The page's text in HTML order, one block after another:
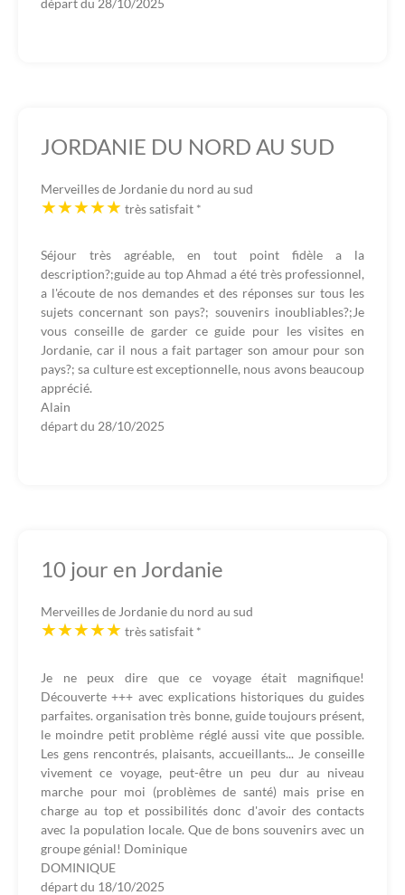
départ du 28/10/2025
JORDANIE DU NORD AU SUD
Merveilles de Jordanie du nord au sud
très satisfait *
Séjour très agréable, en tout point fidèle a la
description?;guide au top Ahmad a été très professionnel,
a l'écoute de nos demandes et des réponses sur tous les
sujets concernant son pays?; souvenirs inoubliables?;Je
vous conseille de garder ce guide pour les visites en
Jordanie, car il nous a fait partager son amour pour son
pays?; sa culture est exceptionnelle, nous avons beaucoup
apprécié.
Alain
départ du 28/10/2025
10 jour en Jordanie
Merveilles de Jordanie du nord au sud
très satisfait *
Je ne peux dire que ce voyage était magnifique!
Découverte +++ avec explications historiques du guides
parfaites. organisation très bonne, guide toujours présent,
le moindre petit problème réglé aussi vite que possible.
Les gens rencontrés, plaisants, accueillants... Je conseille
vivement ce voyage, peut-être un peu dur au niveau
marche pour moi (problèmes de santé) mais prise en
charge au top et possibilités donc d'avoir des contacts
avec la population locale. Que de bons souvenirs avec un
groupe génial! Dominique
DOMINIQUE
départ du 18/10/2025